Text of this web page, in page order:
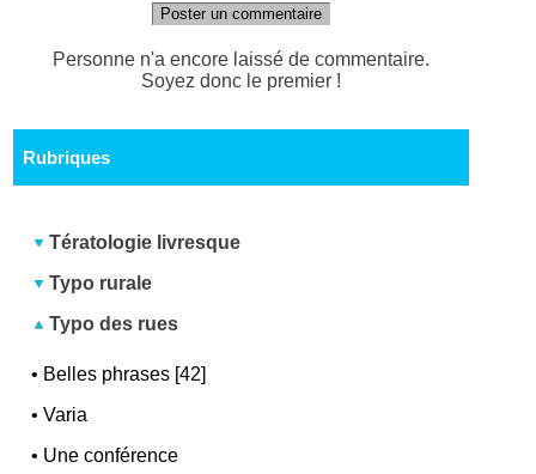
Poster un commentaire
Personne n'a encore laissé de commentaire.
Soyez donc le premier !
Rubriques
Tératologie livresque
Typo rurale
Typo des rues
• Belles phrases [42]
•Varia
• Une conférence